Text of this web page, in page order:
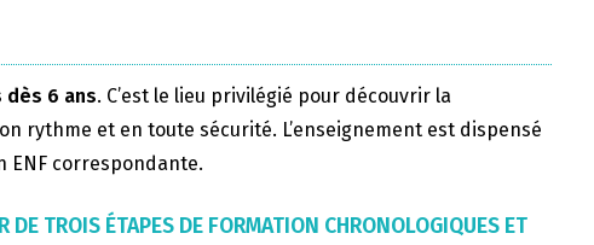
dès 6 ans. C’est le lieu privilégié pour découvrir la
rythme et en toute sécurité. L’enseignement est dispensé
ENF correspondante.
DE TROIS ÉTAPES DE FORMATION CHRONOLOGIQUES ET